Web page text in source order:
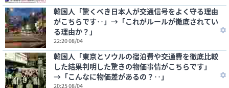
韓国人「驚くべき日本人が交通信号をよく守る理由
がこちらです‥」→「これがルールが徹底されてい
る理由か？」
22:20 08/04
韓国人「東京とソウルの宿泊費や交通費を徹底比較
した結果判明した驚きの物価事情がこちらです」
→「こんなに物価差があるの？‥」
20:25 08/04